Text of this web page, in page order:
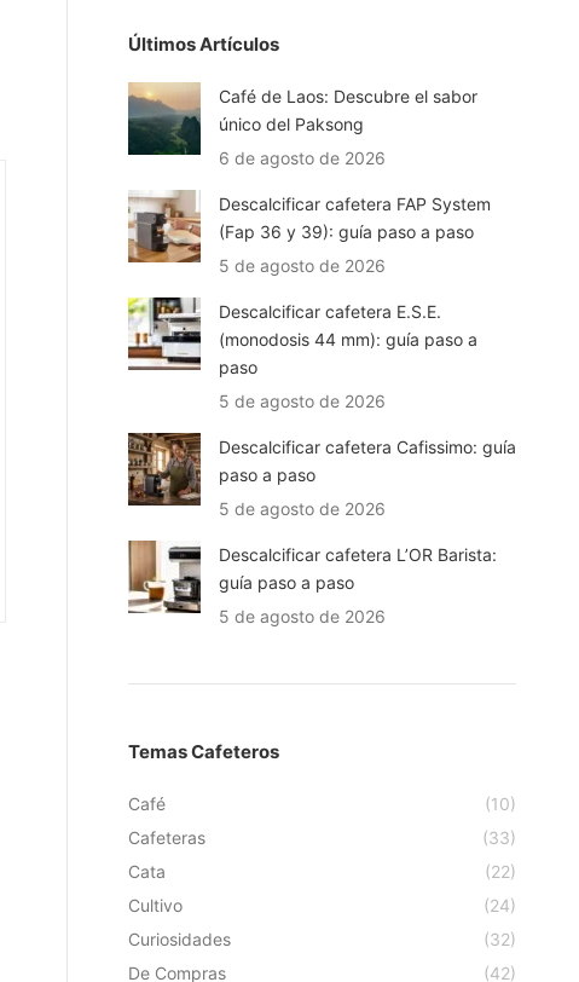
Últimos Artículos
Café de Laos: Descubre el sabor
único del Paksong
6 de agosto de 2026
Descalcificar cafetera FAP System
(Fap 36 y 39): guía paso a paso
5 de agosto de 2026
Descalcificar cafetera E.S.E.
(monodosis 44 mm): guía paso a
paso
5 de agosto de 2026
Descalcificar cafetera Cafissimo: guía
paso a paso
5 de agosto de 2026
Descalcificar cafetera L’OR Barista:
guía paso a paso
5 de agosto de 2026
Temas Cafeteros
Café
(10)
Cafeteras
(33)
Cata
(22)
Cultivo
(24)
Curiosidades
(32)
De Compras
(42)